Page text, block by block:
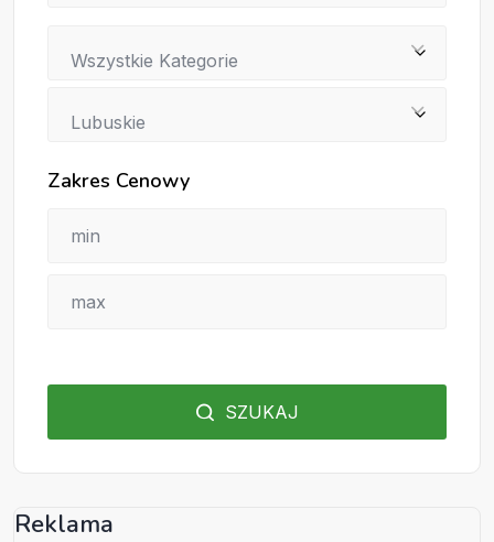
Wszystkie Kategorie
Lubuskie
Zakres Cenowy
SZUKAJ
Reklama